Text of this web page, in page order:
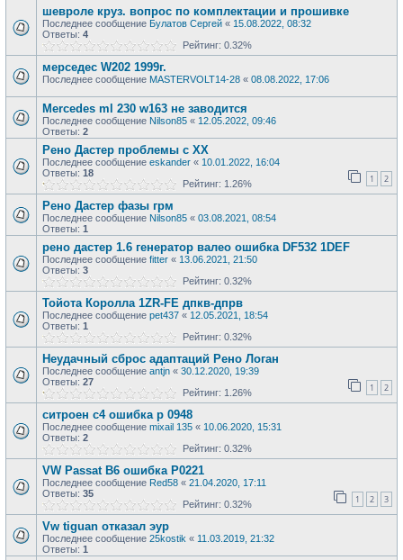
шевроле круз. вопрос по комплектации и прошивке
Последнее сообщение Булатов Сергей « 15.08.2022, 08:32
Ответы: 4
Рейтинг: 0.32%
мерседес W202 1999г.
Последнее сообщение MASTERVOLT14-28 « 08.08.2022, 17:06
Mercedes ml 230 w163 не заводится
Последнее сообщение Nilson85 « 12.05.2022, 09:46
Ответы: 2
Рено Дастер проблемы с ХХ
Последнее сообщение eskander « 10.01.2022, 16:04
Ответы: 18 1 2
Рейтинг: 1.26%
Рено Дастер фазы грм
Последнее сообщение Nilson85 « 03.08.2021, 08:54
Ответы: 1
рено дастер 1.6 генератор валео ошибка DF532 1DEF
Последнее сообщение fitter « 13.06.2021, 21:50
Ответы: 3
Рейтинг: 0.32%
Тойота Королла 1ZR-FE дпкв-дпрв
Последнее сообщение pet437 « 12.05.2021, 18:54
Ответы: 1
Рейтинг: 0.32%
Неудачный сброс адаптаций Рено Логан
Последнее сообщение antjn « 30.12.2020, 19:39
Ответы: 27 1 2
Рейтинг: 1.26%
ситроен с4 ошибка р 0948
Последнее сообщение mixail 135 « 10.06.2020, 15:31
Ответы: 2
Рейтинг: 0.32%
VW Passat B6 ошибка Р0221
Последнее сообщение Red58 « 21.04.2020, 17:11
Ответы: 35 1 2 3
Рейтинг: 0.32%
Vw tiguan отказал эур
Последнее сообщение 25kostik « 11.03.2019, 21:32
Ответы: 1